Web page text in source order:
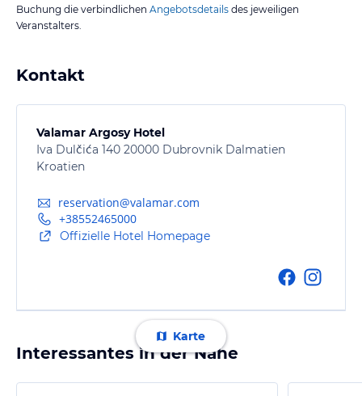
Buchung die verbindlichen Angebotsdetails des jeweiligen
Veranstalters.
Kontakt
Valamar Argosy Hotel
Iva Dulčića 140 20000 Dubrovnik Dalmatien
Kroatien
reservation@valamar.com
+38552465000
Offizielle Hotel Homepage
Karte
Interessantes in der Nähe